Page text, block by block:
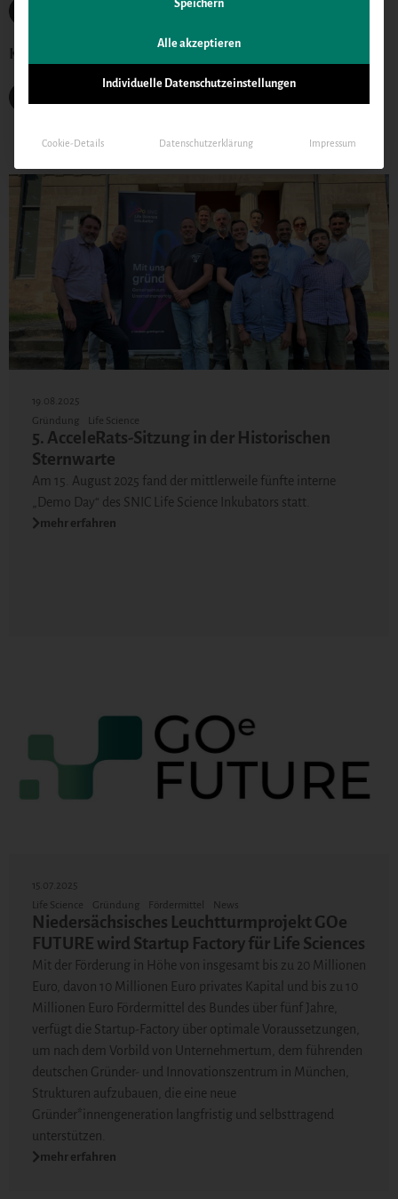
Kategorien
19.08.2025
Gründung
Life Science
5. AcceleRats-Sitzung in der Historischen
Sternwarte
Am 15. August 2025 fand der mittlerweile fünfte interne
„Demo Day“ des SNIC Life Science Inkubators statt.
mehr erfahren
15.07.2025
Life Science
Gründung Fördermittel News
Niedersächsisches Leuchtturmprojekt GOe
FUTURE wird Startup Factory für Life Sciences
Mit der Förderung in Höhe von insgesamt bis zu 20 Millionen
Euro, davon 10 Millionen Euro privates Kapital und bis zu 10
Millionen Euro Fördermittel des Bundes über fünf Jahre,
verfügt die Startup-Factory über optimale Voraussetzungen,
um nach dem Vorbild von Unternehmertum, dem führenden
deutschen Gründer- und Innovationszentrum in München,
Strukturen aufzubauen, die eine neue
Gründer*innengeneration langfristig und selbsttragend
unterstützen.
mehr erfahren
Speichern
Alle akzeptieren
Individuelle Datenschutzeinstellungen
Cookie-Details Datenschutzerklärung Impressum